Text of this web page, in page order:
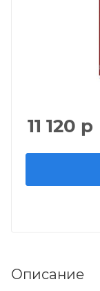
11 120 р
Описание